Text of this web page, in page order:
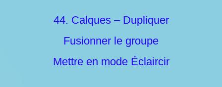
44. Calques – Dupliquer
Fusionner le groupe
Mettre en mode Éclaircir